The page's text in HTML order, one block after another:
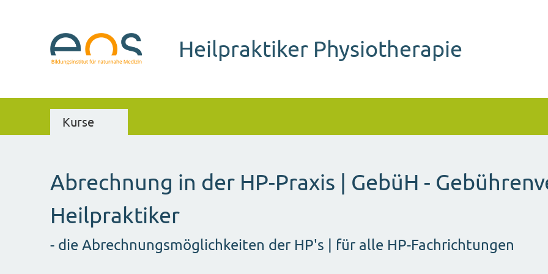
Heilpraktiker Physiotherapie
Kurse
Abrechnung in der HP-Praxis | GebüH -
Heilpraktiker
- die Abrechnungsmöglichkeiten der HP's | für alle HP-Fachrichtungen